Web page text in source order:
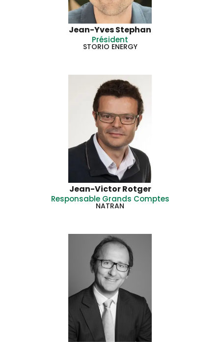
Jean-Yves Stephan
Président
STORIO ENERGY
Jean-Victor Rotger
Responsable Grands Comptes
NATRAN